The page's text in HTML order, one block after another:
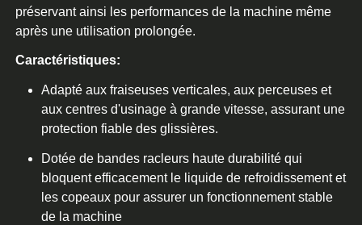
préservant ainsi les performances de la machine même
après une utilisation prolongée.
Caractéristiques:
Adapté aux fraiseuses verticales, aux perceuses et
aux centres d'usinage à grande vitesse, assurant une
protection fiable des glissières.
Dotée de bandes racleurs haute durabilité qui
bloquent efficacement le liquide de refroidissement et
les copeaux pour assurer un fonctionnement stable
de la machine